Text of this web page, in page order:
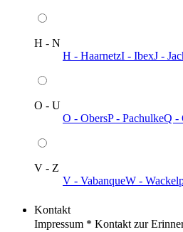
H - N
H - HaarnetzI - IbexJ -
O - U
O - ObersP - PachulkeQ -
V - Z
V - VabanqueW -
Kontakt
Impressum * Kontakt zur